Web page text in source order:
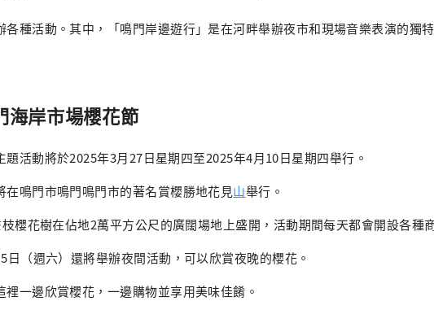
各種活動。其中，「鳴門岸邊遊行」是在河畔舉辦夜市和現場音樂表演的獨
海岸市場櫻花節
題活動將於2025年3月27日星期四至2025年4月10日星期四舉行。
在鳴門市鳴門鳴門市的著名賞櫻勝地花見山舉行。
櫻花樹在佔地2萬平方公尺的廣闊場地上盛開，活動期間每天都會開設各種
日（週六）還將舉辦夜間活動，可以欣賞夜晚的櫻花。
裡一邊欣賞櫻花，一邊購物並享用美味佳餚。